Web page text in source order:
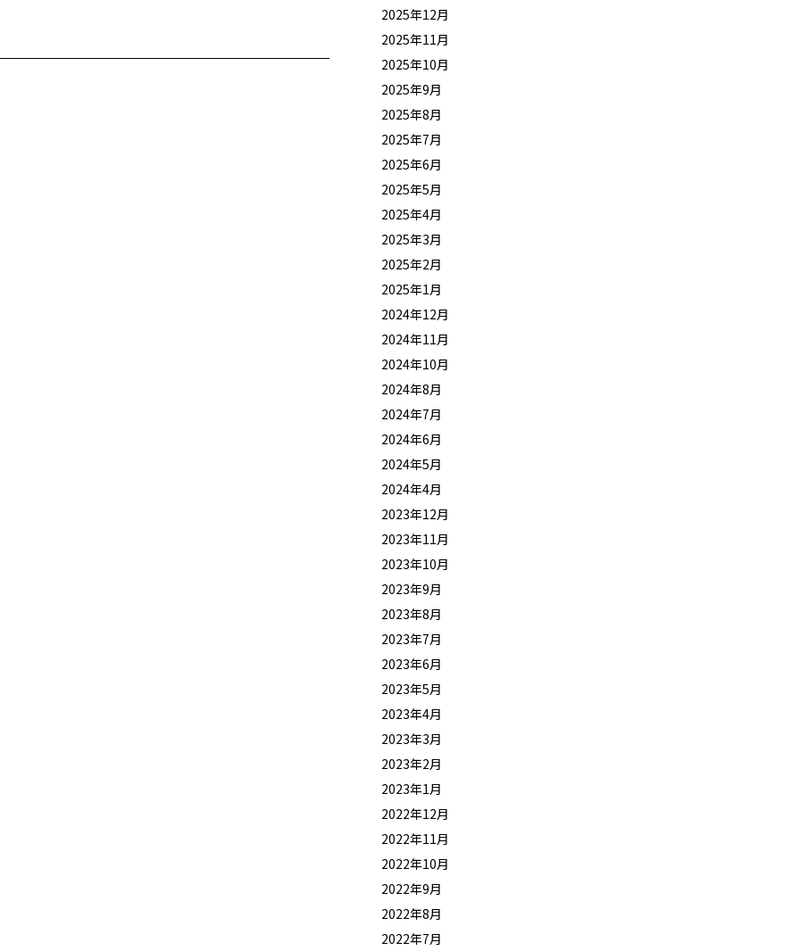
2025年12月
2025年11月
2025年10月
2025年9月
2025年8月
2025年7月
2025年6月
2025年5月
2025年4月
2025年3月
2025年2月
2025年1月
2024年12月
2024年11月
2024年10月
2024年8月
2024年7月
2024年6月
2024年5月
2024年4月
2023年12月
2023年11月
2023年10月
2023年9月
2023年8月
2023年7月
2023年6月
2023年5月
2023年4月
2023年3月
2023年2月
2023年1月
2022年12月
2022年11月
2022年10月
2022年9月
2022年8月
2022年7月